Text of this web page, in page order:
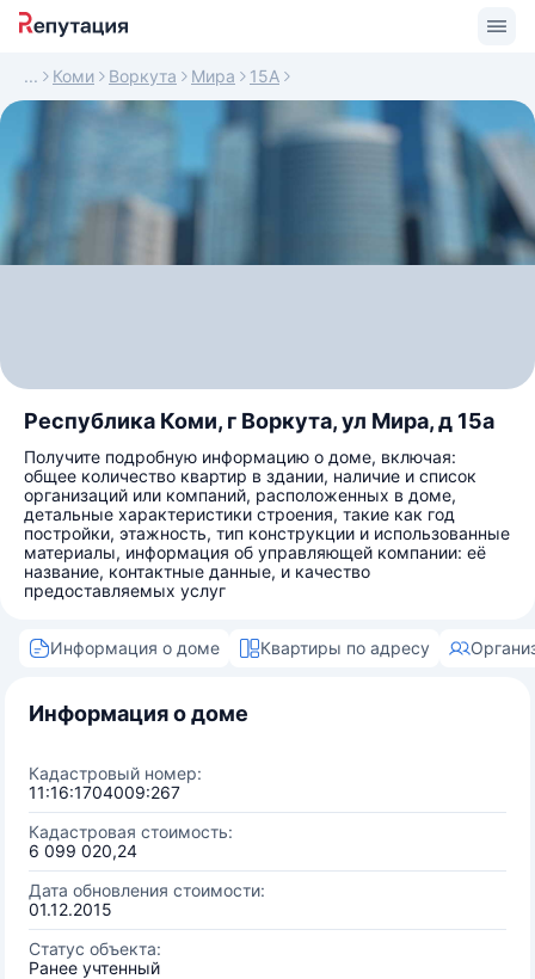
Коми Воркута Мира 15А
Республика Коми, г Воркута, ул Мира, д 15а
Получите подробную информацию о доме, включая:
общее количество квартир в здании, наличие и список
организаций или компаний, расположенных в доме,
детальные характеристики строения, такие как год
постройки, этажность, тип конструкции и использованные
материалы, информация об управляющей компании: её
название, контактные данные, и качество
предоставляемых услуг
Информация о доме Квартиры по адресу
Информация о доме
Кадастровый номер:
11:16:1704009:267
Кадастровая стоимость:
6 099 020,24
Дата обновления стоимости:
01.12.2015
Статус объекта:
Ранее учтенный